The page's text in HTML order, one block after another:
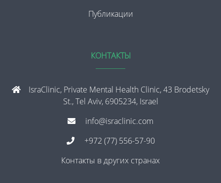
Публикации
КОНТАКТЫ
IsraClinic, Private Mental Health Clinic, 43 Brodetsky
St., Tel Aviv, 6905234, Israel
info@israclinic.com
+972 (77) 556-57-90
Контакты в других странах